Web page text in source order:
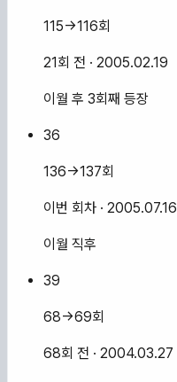
115→116회
21회 전 · 2005.02.19
이월 후 3회째 등장
36
136→137회
이번 회차 · 2005.07.16
이월 직후
39
68→69회
68회 전 · 2004.03.27